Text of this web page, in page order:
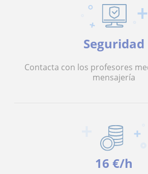
Seguridad
Contacta con los profesores
mensajería
16 €/h